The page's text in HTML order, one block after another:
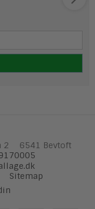
2
6541 Bevtoft
Sitemap